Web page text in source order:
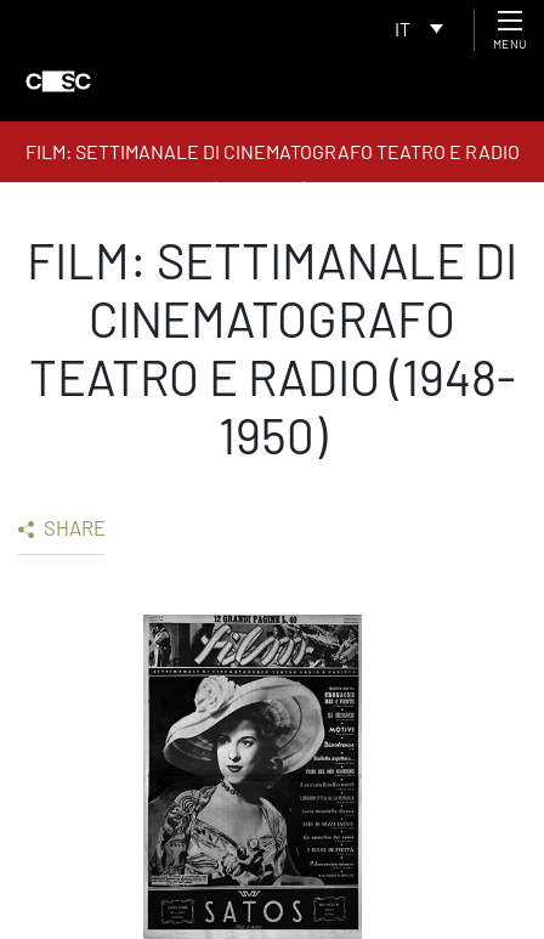
IT
MENU
FILM: SETTIMANALE DI CINEMATOGRAFO TEATRO E RADIO
(1948-1950)
FILM: SETTIMANALE DI
CINEMATOGRAFO
TEATRO E RADIO (1948-
1950)
SHARE